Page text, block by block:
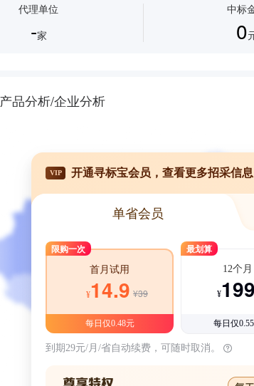
代理单位
-家
中标
0
品分析/企业分析
VIP 开通寻标宝会员，查看更多招采信息
单省会员
限购一次
首月试用
¥14.9 ¥39
每日仅0.48元
最划算
12个月
¥199
每日仅
到期29元/月/省自动续费，可随时取消。